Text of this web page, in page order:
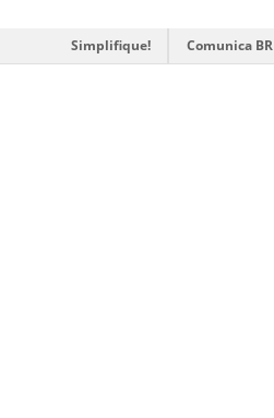
Simplifique! Comunica BR